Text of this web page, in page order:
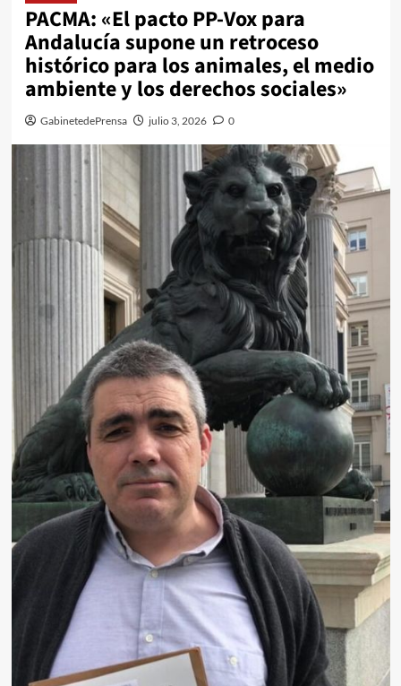
PACMA: «El pacto PP-Vox para
Andalucía supone un retroceso
histórico para los animales, el medio
ambiente y los derechos sociales»
GabinetedePrensa julio 3, 2026 0